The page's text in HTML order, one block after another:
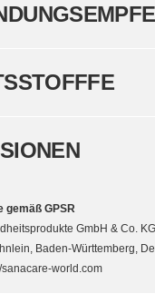
gemäß GPSR
GmbH & Co.
Baden-Württemberg,
world.com